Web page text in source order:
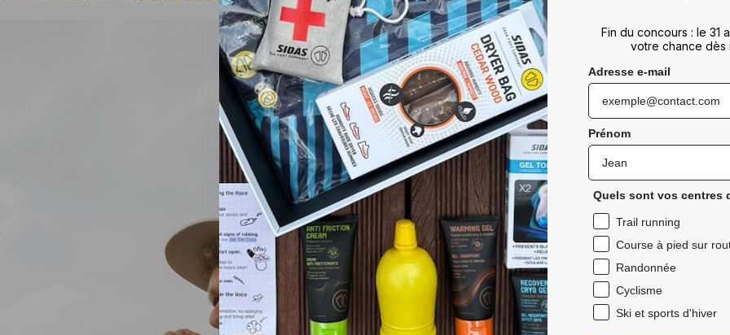
Mercredi 28
Je m'inscris
Fin du concours : le 31
votre chance dès
Adresse e-mail
Prénom
Quels sont vos centres
Trail running
Course à pied sur
Randonnée
Cyclisme
Ski et sports d'hiver